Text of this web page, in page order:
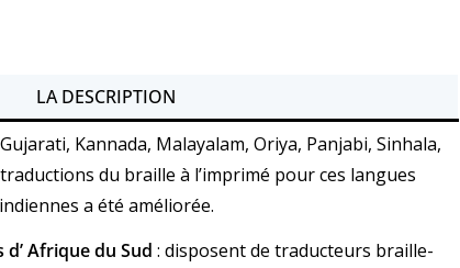
LA DESCRIPTION
Kannada, Malayalam, Oriya, Panjabi, Sinhala,
du braille à l’imprimé pour ces langues
indiennes a été améliorée.
Afrique du Sud : disposent de traducteurs braille-